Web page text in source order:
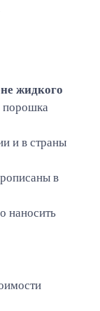
жидкого
порошка
и в страны
в
наносить